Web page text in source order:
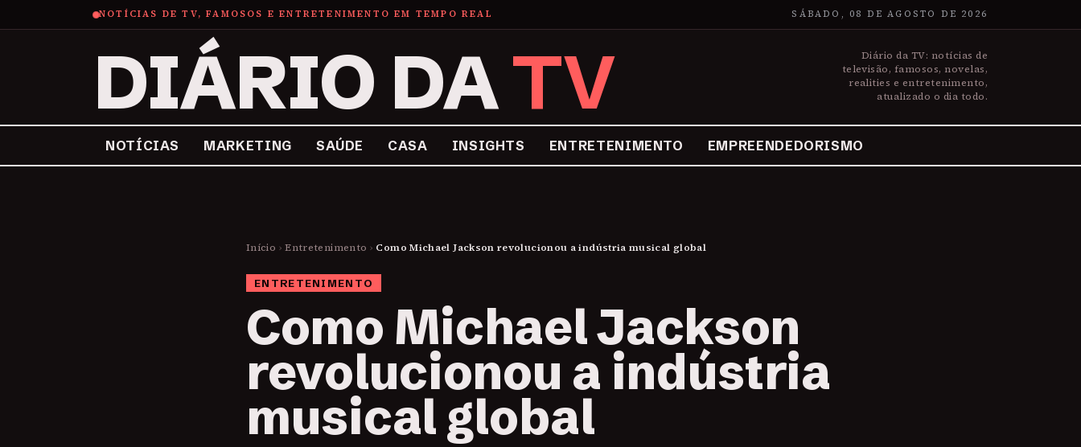
NOTÍCIAS DE TV, FAMOSOS E ENTRETENIMENTO EM TEMPO REAL SÁBADO, 08 DE AGOSTO DE 2026
DIÁRIO DATV
Diário da TV: notícias de
televisão, famosos, novelas,
realities e entretenimento,
atualizado o dia todo.
NOTÍCIAS MARKETING SAÚDE CASA INSIGHTS ENTRETENIMENTO EMPREENDEDORISMO
Início › Entretenimento › Como Michael Jackson revolucionou a indústria musical global
ENTRETENIMENTO
Como Michael Jackson
revolucionou a indústria
musical global